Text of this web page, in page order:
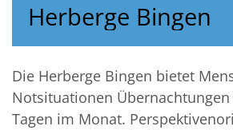
Herberge Bingen
Die Herberge Bingen bietet
Notsituationen Übernachtungen
Tagen im Monat.